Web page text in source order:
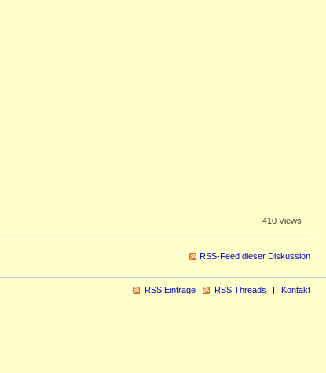
410 Views
RSS-Feed dieser Diskussion
RSS Einträge RSS Threads Kontakt